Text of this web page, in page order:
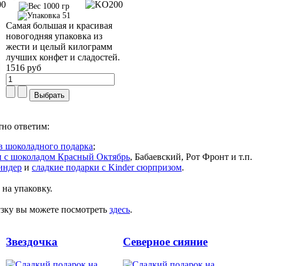
1000 гр
51
Самая большая и красивая
новогодняя упаковка из
жести и целый килограмм
лучших конфет и сладостей.
1516 руб
ответим:
шоколадного подарка;
с шоколадом Красный Октябрь, Бабаевский, Рот Фронт и т.п.
и сладкие подарки с Kinder сюрпризом.
упаковку.
вы можете посмотреть здесь.
Звездочка Северное сияние